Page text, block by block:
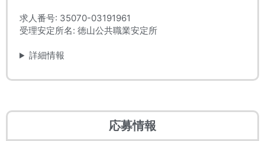
求人番号: 35070-03191961
受理安定所名: 徳山公共職業安定所
詳細情報
応募情報